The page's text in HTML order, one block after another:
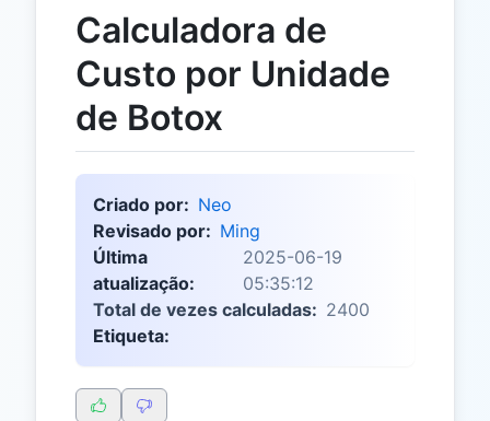
Calculadora de
Custo por Unidade
de Botox
Criado por: Neo
Revisado por: Ming
Última
atualização:
2025-06-19
05:35:12
Total de vezes calculadas: 2400
Etiqueta: